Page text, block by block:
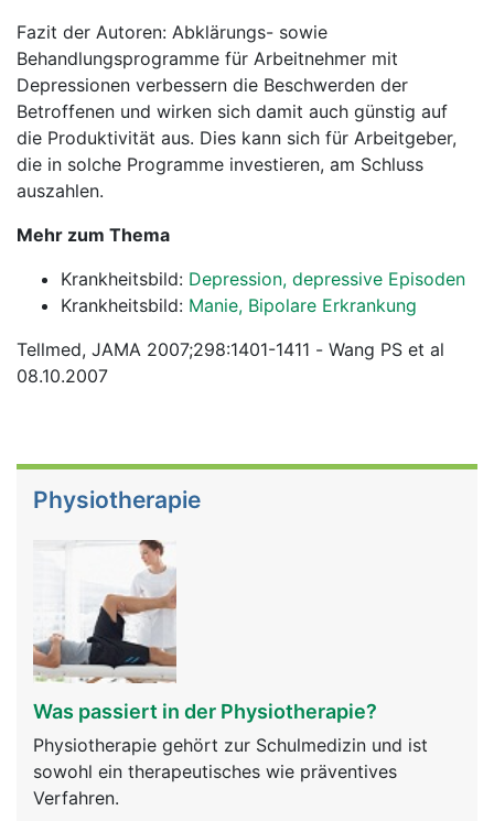
Fazit der Autoren: Abklärungs- sowie
Behandlungsprogramme für Arbeitnehmer mit
Depressionen verbessern die Beschwerden der
Betroffenen und wirken sich damit auch günstig auf
die Produktivität aus. Dies kann sich für Arbeitgeber,
die in solche Programme investieren, am Schluss
auszahlen.
Mehr zum Thema
Krankheitsbild: Depression, depressive Episoden
Krankheitsbild: Manie, Bipolare Erkrankung
Tellmed, JAMA 2007;298:1401-1411 - Wang PS et al
08.10.2007
Physiotherapie
Was passiert in der Physiotherapie?
Physiotherapie gehört zur Schulmedizin und ist
sowohl ein therapeutisches wie präventives
Verfahren.